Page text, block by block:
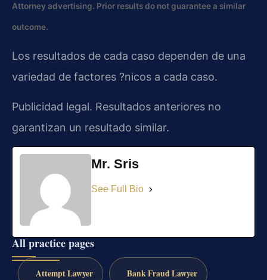
Attorney advertising. Prior results do not guarantee a similar
outcome.
Los resultados de cada caso dependen de una
variedad de factores ?nicos a cada caso.
Publicidad legal. Resultados anteriores no
garantizan un resultado similar.
Mr. Sris
See Full Bio
All practice pages
Attempt Lawyer Bank Fraud Lawyer